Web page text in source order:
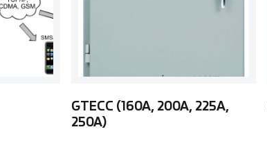
GTECC (160A, 200A, 225A,
250A)